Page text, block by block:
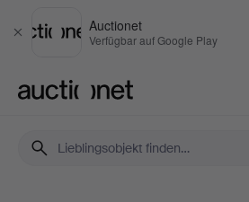
Schließen
Auctionet
Verfügbar auf Google Play